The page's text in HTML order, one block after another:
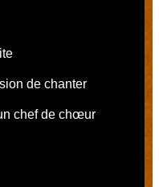
de chanter
chef de chœur